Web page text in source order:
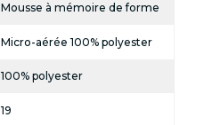
Mousse à mémoire de forme
Micro-aérée 100% polyester
100% polyester
19